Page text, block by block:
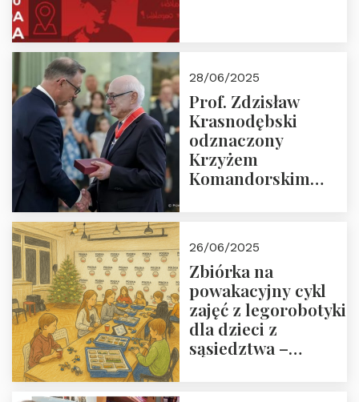
28/06/2025
Prof. Zdzisław
Krasnodębski
odznaczony
Krzyżem
Komandorskim
26/06/2025
Zbiórka na
powakacyjny cykl
zajęć z legorobotyki
dla dzieci z
sąsiedztwa –